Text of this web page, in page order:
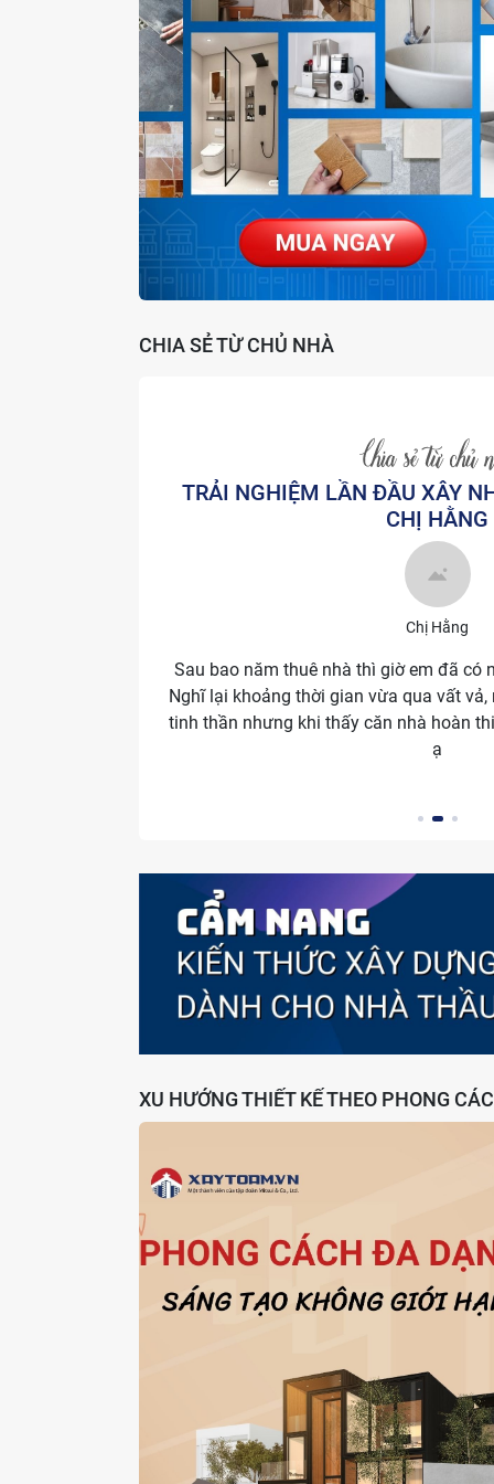
CHIA SẺ TỪ CHỦ NHÀ
TRẢI NGHIỆM LẦN ĐẦU XÂY
CHỊ HẰNG
Chị Hằng
Sau bao năm thuê nhà thì giờ em đã có
Nghĩ lại khoảng thời gian vừa qua vất
tinh thần nhưng khi thấy căn nhà hoàn
ạ
XU HƯỚNG THIẾT KẾ THEO PHONG